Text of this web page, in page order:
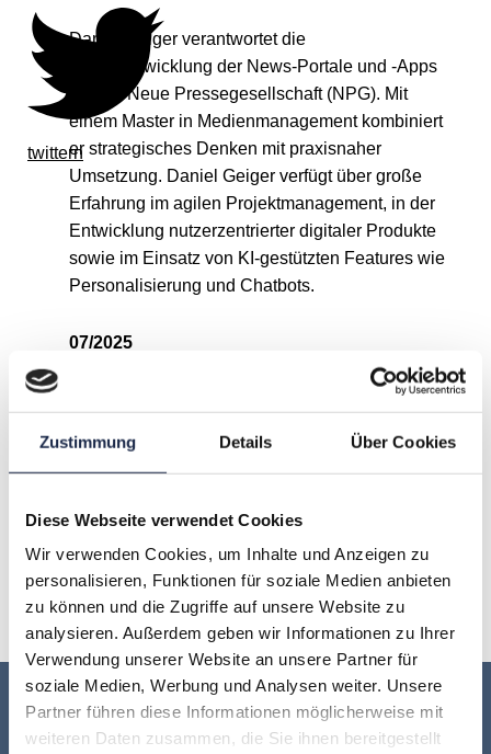
Zustimmung Details Über Cookies
Diese Webseite verwendet Cookies
Wir verwenden Cookies, um Inhalte und Anzeigen zu
personalisieren, Funktionen für soziale Medien anbieten
zu können und die Zugriffe auf unsere Website zu
analysieren. Außerdem geben wir Informationen zu Ihrer
Verwendung unserer Website an unsere Partner für
soziale Medien, Werbung und Analysen weiter. Unsere
Partner führen diese Informationen möglicherweise mit
weiteren Daten zusammen, die Sie ihnen bereitgestellt
twittern
Daniel Geiger verantwortet die
Weiterentwicklung der News-Portale und -Apps
bei der Neue Pressegesellschaft (NPG). Mit
einem Master in Medienmanagement kombiniert
er strategisches Denken mit praxisnaher
Umsetzung. Daniel Geiger verfügt über große
Erfahrung im agilen Projektmanagement, in der
Entwicklung nutzerzentrierter digitaler Produkte
sowie im Einsatz von KI-gestützten Features wie
Personalisierung und Chatbots.
07/2025
A D F G
O P Q R S T U
V W X Y Z
Keine Veranstaltung mehr verpassen: